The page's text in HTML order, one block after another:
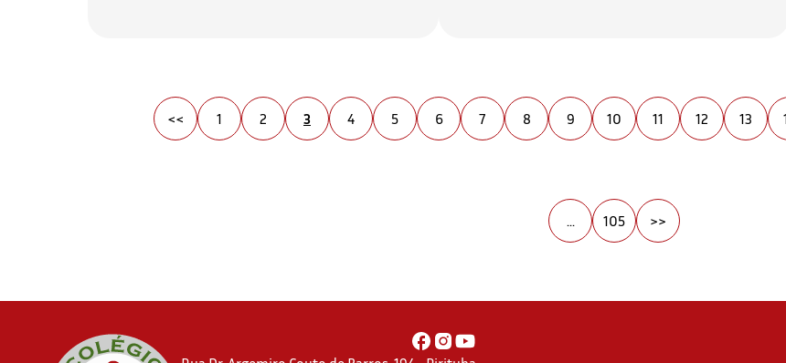
<< 1 2 3 4 5 6 7 8 9 10 11 12 13
... 105 >>